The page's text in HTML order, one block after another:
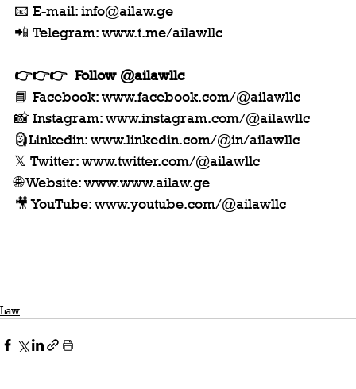
📧 E-mail: info@ailaw.ge
📲 Telegram: www.t.me/ailawllc
👉👉👉  Follow @ailawllc
📘 Facebook: www.facebook.com/@ailawllc
📸 Instagram: www.instagram.com/@ailawllc
🗿Linkedin: www.linkedin.com/@in/ailawllc
𝕏 Twitter: www.twitter.com/@ailawllc
🌐 Website: www.www.ailaw.ge
🎥 YouTube: www.youtube.com/@ailawllc
Law